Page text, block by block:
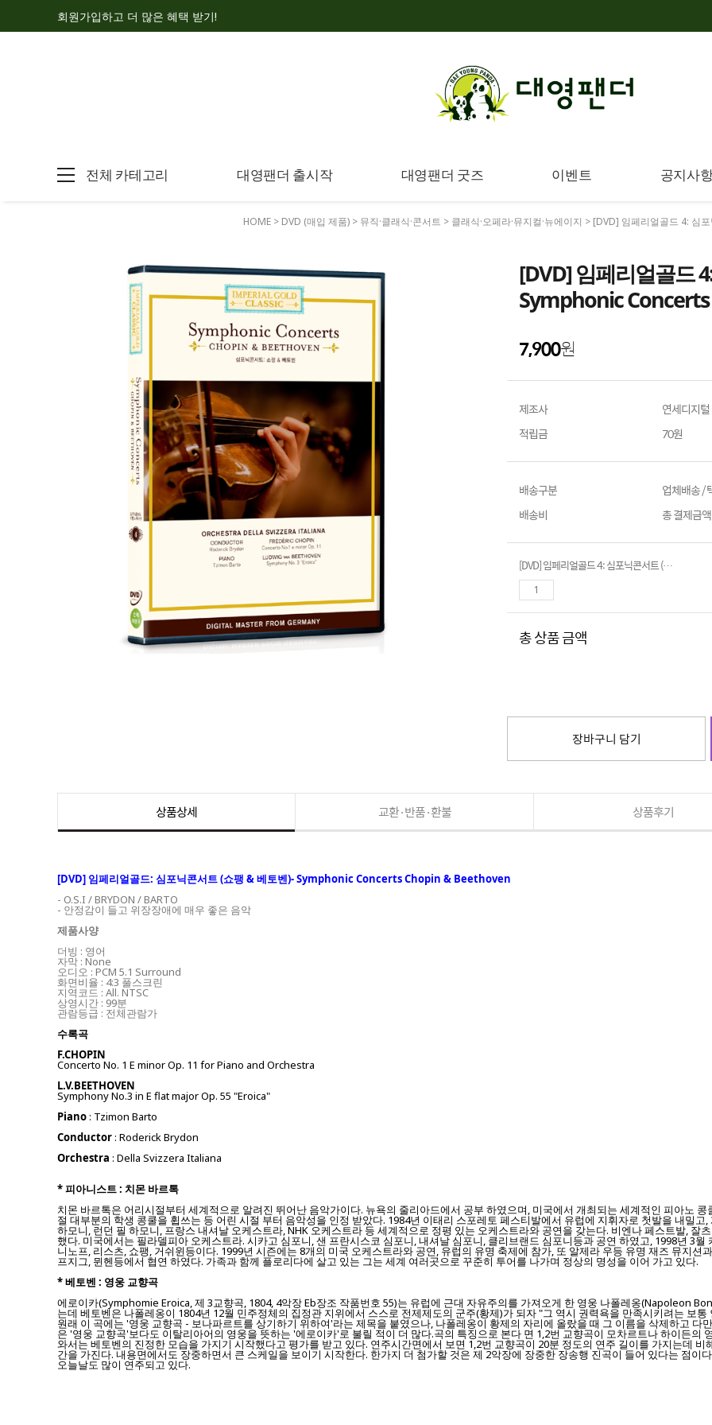
회원가입하고 더 많은 혜택 받기!
전체 카테고리 대영팬더 출시작 대영팬더 굿즈 이벤트 공지사
HOME > DVD (매입 제품) > 뮤직·클래식·콘서트 > 클래식·오페라·뮤지컬·뉴에이지 > [DVD] 임페리얼골드 4: 심
[DVD] 임페리얼골드
Symphonic
7,900원
제조사
연세디지털
적립금
70원
배송구분
업체배송 /
배송비
총 결제금
[DVD] 임페리얼골드 4: 심포닉콘서트 (쇼팽 & 베토벤)- Symphonic Concerts Chopin & Beethoven
총 상품 금액
장바구니 담기
상품상세 교환·반품·환불 상품후기
[DVD] 임페리얼골드: 심포닉콘서트 (쇼팽 & 베토벤)- Symphonic Concerts Chopin & Beethoven
- O.S.I / BRYDON / BARTO
- 안정감이 들고 위장장애에 매우 좋은 음악
제품사양
더빙 : 영어
자막 : None
오디오 : PCM 5.1 Surround
화면비율 : 4:3 풀스크린
지역코드 : All. NTSC
상영시간 : 99분
관람등급 : 전체관람가
수록곡
F.CHOPIN
Concerto No. 1 E minor Op. 11 for Piano and Orchestra
L.V.BEETHOVEN
Symphony No.3 in E flat major Op. 55 "Eroica"
Piano: Tzimon Barto
Conductor: Roderick Brydon
Orchestra : Della Svizzera Italiana
* 피아니스트 : 치몬 바르톡
치몬 바르톡은 어리시절부터 세계적으로 알려진 뛰어난 음악가이다. 뉴욕의 줄리아드에서 공부 하였으며, 미국에서 개최되는 세계적인 피아노
절 대부분의 학생 콩쿨을 휩쓰는 등 어린 시절 부터 음악성을 인정 받았다. 1984년 이태리 스포레토 페스티발에서 유럽에 지휘자로 첫발을 내밀
하모니, 런던 필 하모니, 프랑스 내셔날 오케스트라, NHK 오케스트라 등 세계적으로 정평 있는 오케스트라와 공연을 갖는다. 비엔나 페스트발, 잘
했다. 미국에서는 필라델피아 오케스트라. 시카고 심포니, 샌 프란시스코 심포니, 내셔날 심포니, 클리브랜드 심포니등과 공연 하였고, 1998년 3
니노프, 리스츠, 쇼팽, 거쉬윈등이다. 1999년 시즌에는 8개의 미국 오케스트라와 공연, 유럽의 유명 축제에 참가, 또 알제라 우등 유명 재즈 뮤지션
프지그, 뮌헨등에서 협연 하였다. 가족과 함께 플로리다에 살고 있는 그는 세계 여러곳으로 꾸준히 투어를 나가며 정상의 명성을 이어 가고 있다.
* 베토벤 : 영웅 교향곡
에로이카(Symphomie Eroica, 제 3교향곡, 1804, 4악장 Eb장조 작품번호 55)는 유럽에 근대 자유주의를 가져오게 한 영웅 나폴레옹(Napoleon
는데 베토벤은 나폴레옹이 1804년 12월 민주정체의 집정관 지위에서 스스로 전제제도의 군주(황제)가 되자 "그 역시 권력욕을 만족시키려는 보
원래 이 곡에는 '영웅 교향곡 - 보나파르트를 상기하기 위하여'라는 제목을 붙였으나, 나폴레옹이 황제의 자리에 올랐을 때 그 이름을 삭제하고
은 '영웅 교향곡'보다도 이탈리아어의 영웅을 뜻하는 '에로이카'로 불릴 적이 더 많다.곡의 특징으로 본다 면 1,2번 교향곡이 모차르트나 하이든의
와서는 베토벤의 진정한 모습을 가지기 시작했다고 평가를 받고 있다. 연주시간면에서 보면 1,2번 교향곡이 20분 정도의 연주 길이를 가지는데
간을 가진다. 내용면에서도 장중하면서 큰 스케일을 보이기 시작한다. 한가지 더 첨가할 것은 제 2악장에 장중한 장송행 진곡이 들어 있다는 점
오늘날도 많이 연주되고 있다.